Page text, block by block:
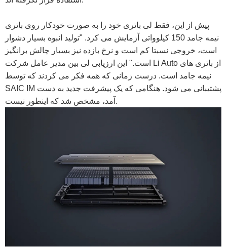
پیش از این، فقط لی باتری خود را به صورت خودکار روی باتری
نیمه جامد 150 کیلوواتی آزمایش می کرد. "تولید انبوه بسیار دشوار
است، خروجی نسبتا کم است و نرخ بازده نیز بسیار چالش برانگیز
است." این ارزیابی لی بین مدیر عامل شرکت Li Auto از باتری های
نیمه جامد است. درست زمانی که همه فکر می کردند که توسط
SAIC IM پشتیبانی می شود. هنگامی که یک پیشرفت جدید به دست
آمد، مشخص شد که اینطور نیست.